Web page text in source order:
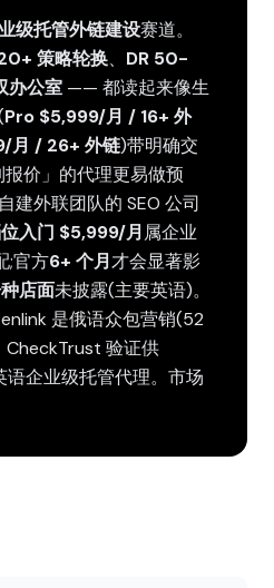
级托管外链建设赛道。
策略轮换、 DR 50-
办公室 —— 都读起来像生
Pro $5,999/月 / 16+ 外
月 / 26+ 外链)带明确交
价」的代理更易做预
建外联团队的 SEO 公司
入门 $5,999/月 属企业
;官方6+ 个月才会显著影
店面未披露(主要英语)。
是俄语众包营销(52
CheckTrust 验证供
语企业级托管代理。市场